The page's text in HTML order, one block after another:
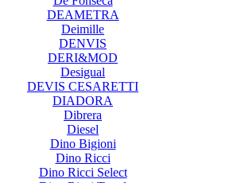
DEAMETRA
Deimille
DENVIS
DERI&MOD
Desigual
DEVIS CESARETTI
DIADORA
Dibrera
Diesel
Dino Bigioni
Dino Ricci
Dino Ricci Select